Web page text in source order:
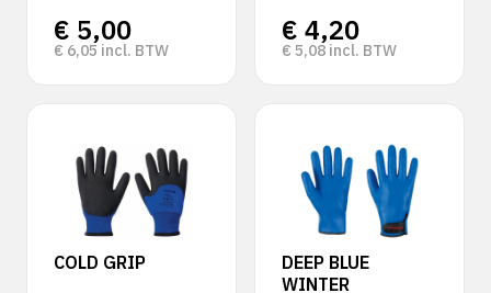
€ 5,00
€ 6,05 incl. BTW
€ 4,20
€ 5,08 incl. BTW
COLD GRIP
DEEP BLUE
WINTER